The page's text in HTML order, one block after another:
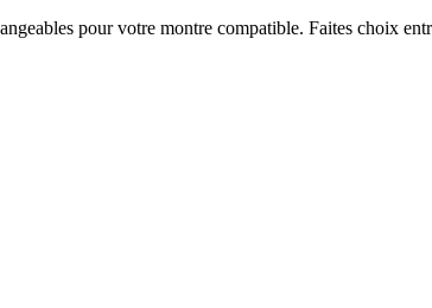
pour votre montre compatible. Faites choix